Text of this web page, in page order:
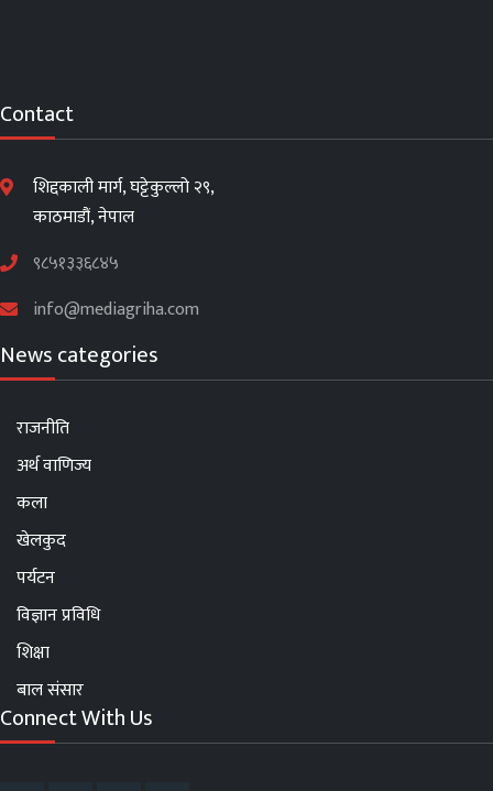
Contact
शिद्दकाली मार्ग, घट्टेकुल्लो २९,
काठमाडौं, नेपाल
९८५१३३६८४५
info@mediagriha.com
News categories
राजनीति
अर्थ वाणिज्य
कला
खेलकुद
पर्यटन
विज्ञान प्रविधि
शिक्षा
बाल संसार
Connect With Us